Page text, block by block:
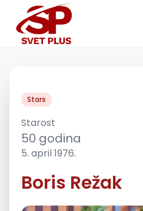
Stars
Starost
50 godina
5. april 1976.
Boris Režak